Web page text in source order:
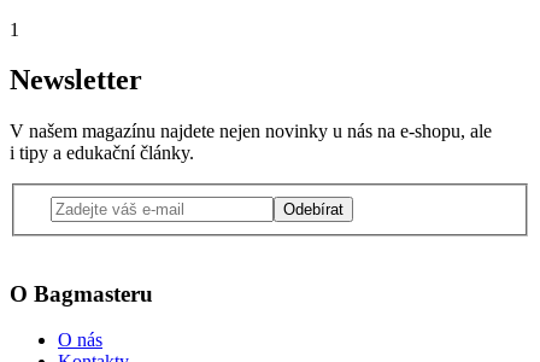
1
Newsletter
V našem magazínu najdete nejen novinky u nás na e-shopu, ale
i tipy a edukační články.
Odebírat
O Bagmasteru
O nás